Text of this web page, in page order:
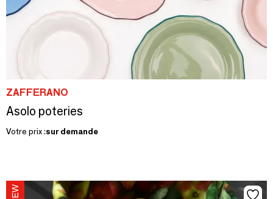
ZAFFERANO
Asolo poteries
Votre prix :sur demande